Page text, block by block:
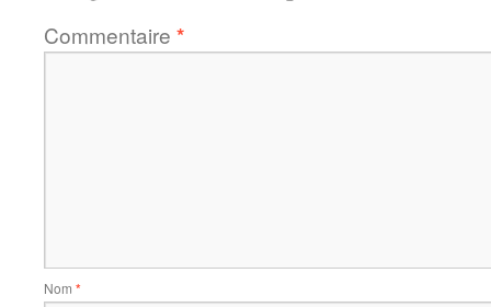
Commentaire *
Nom *